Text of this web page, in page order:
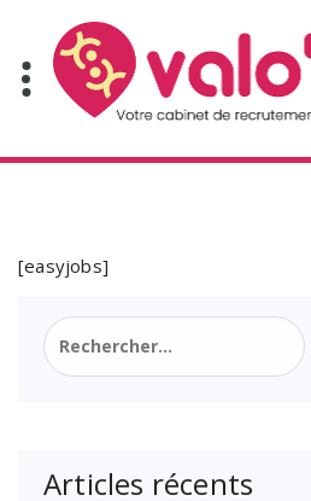
contenu
[easyjobs]
Rechercher :
Articles récents